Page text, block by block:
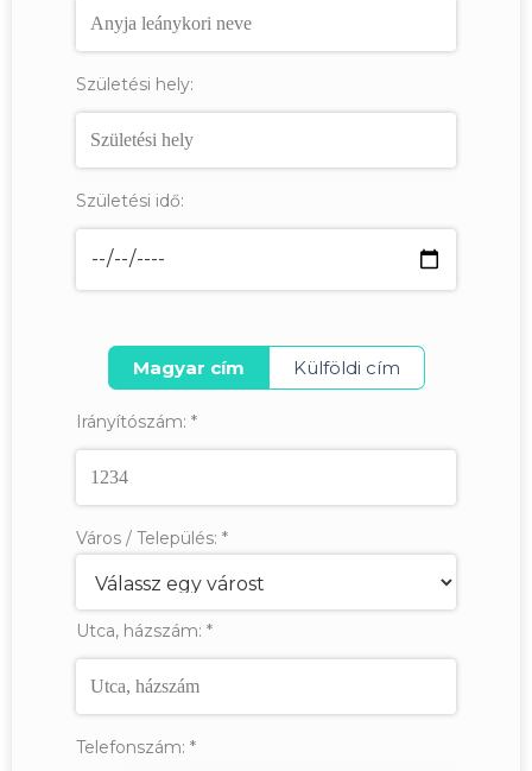
Születési hely:
Születési idő:
Magyar cím Külföldi cím
Irányítószám: *
Város / Település: *
Utca, házszám: *
Telefonszám: *